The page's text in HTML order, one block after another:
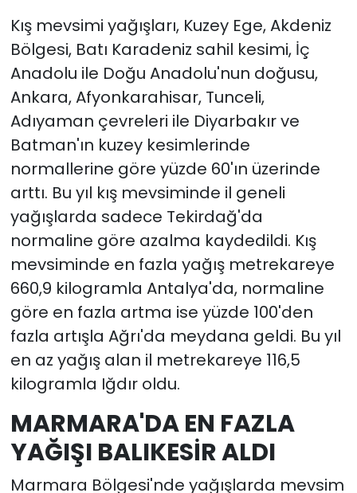
Kış mevsimi yağışları, Kuzey Ege, Akdeniz
Bölgesi, Batı Karadeniz sahil kesimi, İç
Anadolu ile Doğu Anadolu'nun doğusu,
Ankara, Afyonkarahisar, Tunceli,
Adıyaman çevreleri ile Diyarbakır ve
Batman'ın kuzey kesimlerinde
normallerine göre yüzde 60'ın üzerinde
arttı. Bu yıl kış mevsiminde il geneli
yağışlarda sadece Tekirdağ'da
normaline göre azalma kaydedildi. Kış
mevsiminde en fazla yağış metrekareye
660,9 kilogramla Antalya'da, normaline
göre en fazla artma ise yüzde 100'den
fazla artışla Ağrı'da meydana geldi. Bu yıl
en az yağış alan il metrekareye 116,5
kilogramla Iğdır oldu.
MARMARA'DA EN FAZLA
YAĞIŞI BALIKESİR ALDI
Marmara Bölgesi'nde yağışlarda mevsim